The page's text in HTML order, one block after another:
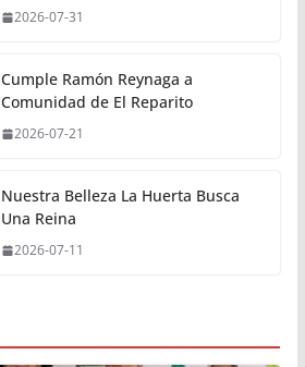
2026-07-31
Cumple Ramón Reynaga a
Comunidad de El Reparito
2026-07-21
Nuestra Belleza La Huerta Busca
Una Reina
2026-07-11